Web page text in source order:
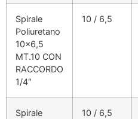
Spirale
Poliuretano
10×6,5
MT.10 CON
RACCORDO
1/4″
10 / 6,5
Spirale
10 / 6,5